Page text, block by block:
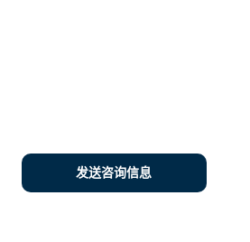
发送咨询信息